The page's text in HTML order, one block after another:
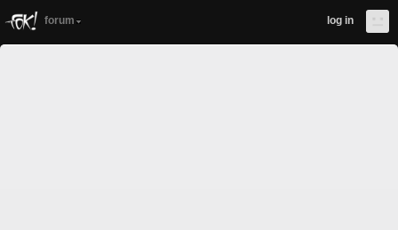
forum log in